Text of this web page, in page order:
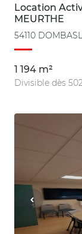
Location
MEURTHE
54110
1 194 m²
Divisible dès